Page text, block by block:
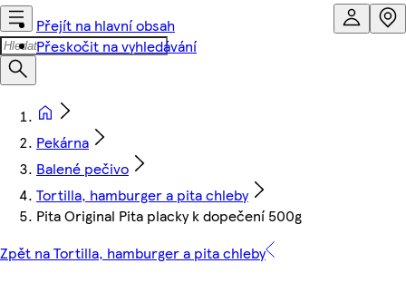
Přejít na hlavní obsah
Přeskočit na vyhledávání
Pekárna
Balené pečivo
Tortilla, hamburger a pita chleby
Pita Original Pita placky k dopečení 500g
Zpět na Tortilla, hamburger a pita chleby